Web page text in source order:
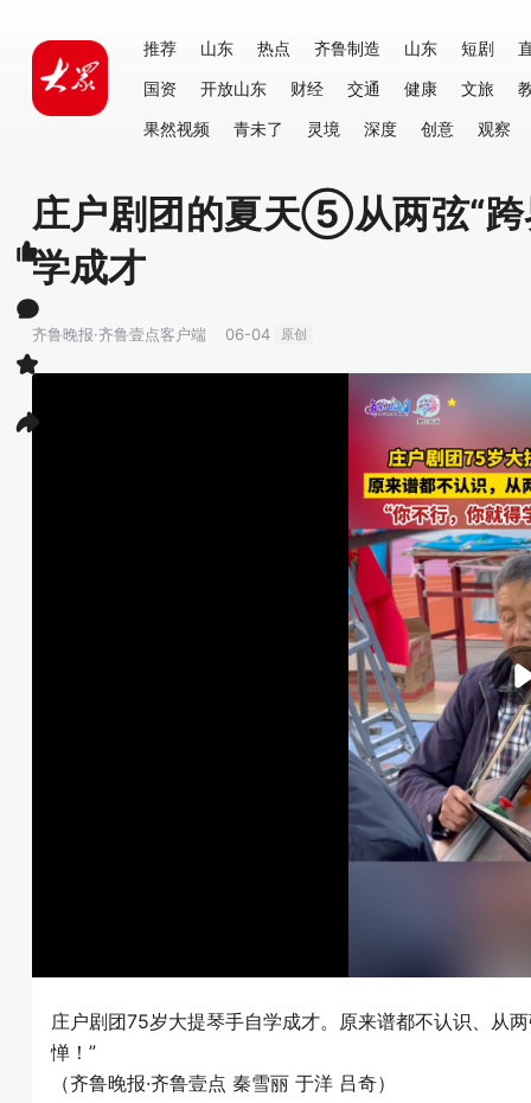
推荐 山东 热点 齐鲁制造 山东 短剧
国资
开放山东 财经 交通 健康 文旅
果然视频
青未了 灵境 深度 创意 观察
庄户剧团的夏天⑤从两弦“
学成才
齐鲁晚报·齐鲁壹点客户端 06-04 原创
庄户剧团75岁大提琴手自学成才。原来谱都不认识、从
惮！”
（齐鲁晚报·齐鲁壹点 秦雪丽 于洋 吕奇）